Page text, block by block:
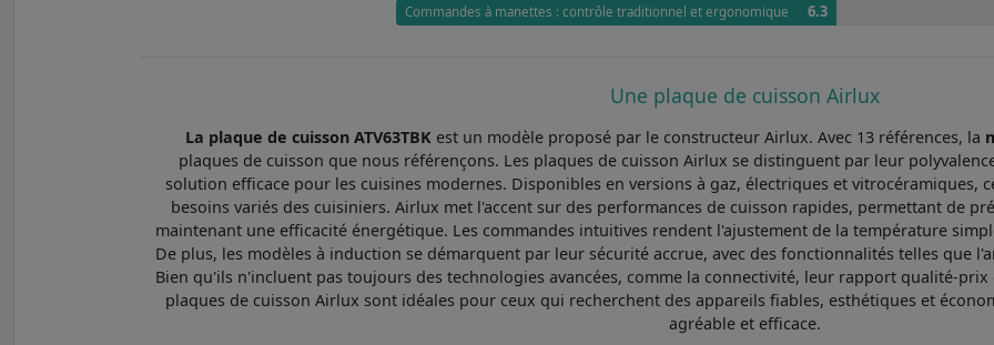
Commandes à manettes : contrôle traditionnel et ergonomique 6.3
Une plaque de cuisson Airlux
La plaque de cuisson ATV63TBKest un modèle proposé par le constructeur Airlux. Avec 13 références, la
plaques de cuisson que nous référençons. Les plaques de cuisson Airlux se distinguent par leur
solution efficace pour les cuisines modernes. Disponibles en versions à gaz, électriques et vitrocéramiques,
besoins variés des cuisiniers. Airlux met l'accent sur des performances de cuisson rapides, permettant de
maintenant une efficacité énergétique. Les commandes intuitives rendent l'ajustement de la température
De plus, les modèles à induction se démarquent par leur sécurité accrue, avec des fonctionnalités telles que
Bien qu'ils n'incluent pas toujours des technologies avancées, comme la connectivité, leur rapport qualité-
plaques de cuisson Airlux sont idéales pour ceux qui recherchent des appareils fiables, esthétiques et
agréable et efficace.